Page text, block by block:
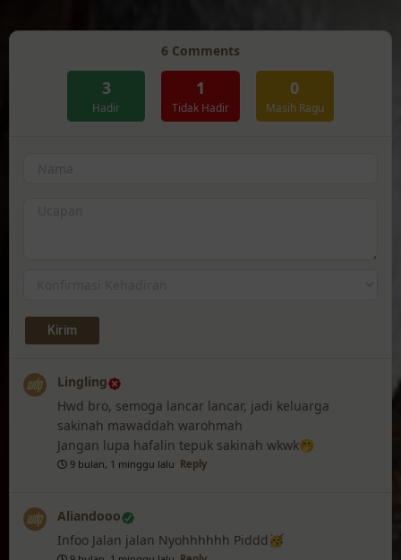
6 Comments
3
Hadir
1
Tidak Hadir
0
Masih Ragu
Lingling
Hwd bro, semoga lancar lancar, jadi keluarga
sakinah mawaddah warohmah
Jangan lupa hafalin tepuk sakinah wkwk🤭
9 bulan, 1 minggu lalu Reply
Aliandooo
Infoo Jalan jalan Nyohhhhhh Piddd🥳